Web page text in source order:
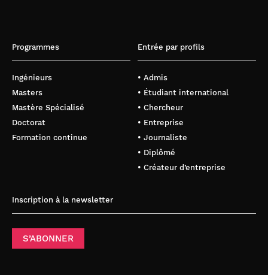
Programmes
Ingénieurs
Masters
Mastère Spécialisé
Doctorat
Formation continue
Entrée par profils
• Admis
• Étudiant international
• Chercheur
• Entreprise
• Journaliste
• Diplômé
• Créateur d’entreprise
Inscription à la newsletter
S’ABONNER